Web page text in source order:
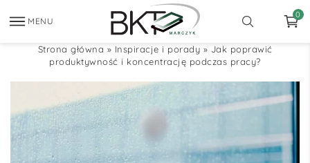
MENU
0
Strona główna » Inspiracje i porady » Jak poprawić
produktywność i koncentrację podczas pracy?